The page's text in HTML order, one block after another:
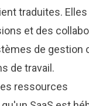
traduites.
et des
de gestion
de travail.
ressources